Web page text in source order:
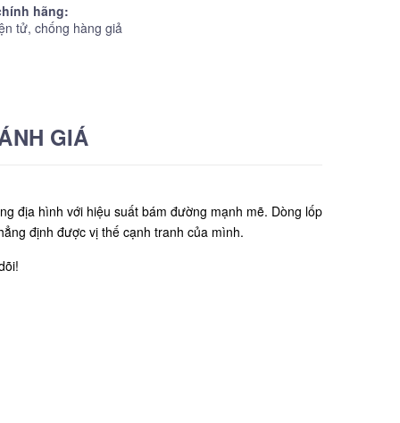
hãng:
tử, chống hàng giả
GIÁ
địa hình với hiệu suất bám đường mạnh mẽ. Dòng lốp
định được vị thế cạnh tranh của mình.